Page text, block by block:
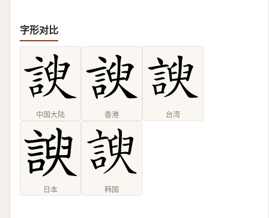
字形对比
中国大陆 香港 台湾
日本 韩国